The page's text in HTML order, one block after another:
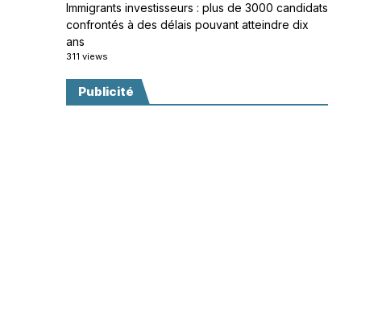
Immigrants investisseurs : plus de 3000 candidats
confrontés à des délais pouvant atteindre dix
ans
311 views
Publicité